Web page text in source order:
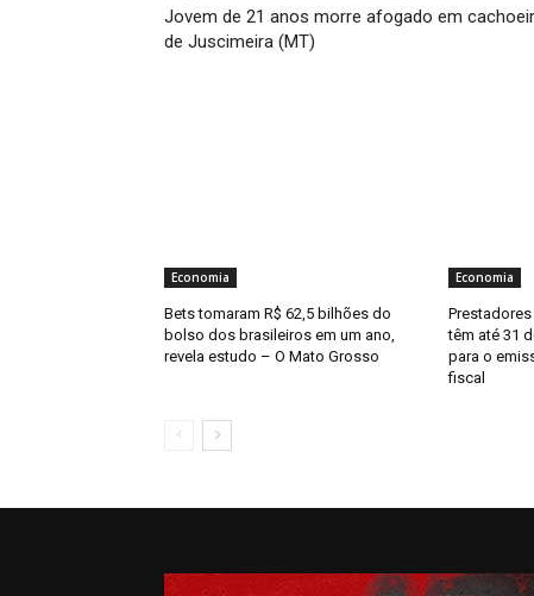
Jovem de 21 anos morre afogado em
de Juscimeira (MT)
Economia
Bets tomaram R$ 62,5 bilhões do
bolso dos brasileiros em um ano,
revela estudo – O Mato Grosso
Economia
têm até 31
para o
fiscal